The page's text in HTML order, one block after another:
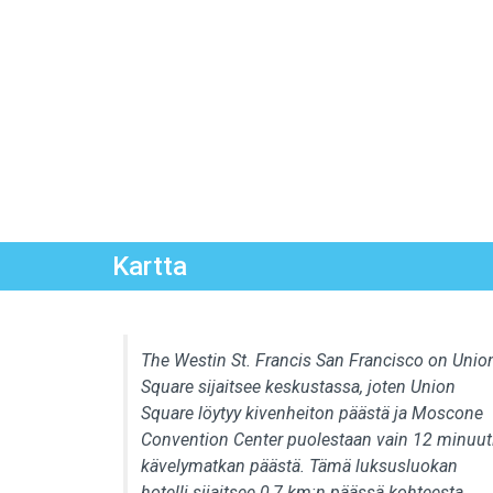
Kartta
The Westin St. Francis San Francisco on
Square sijaitsee keskustassa, joten Union
Square löytyy kivenheiton päästä ja Moscone
Convention Center puolestaan vain 12
kävelymatkan päästä. Tämä luksusluokan